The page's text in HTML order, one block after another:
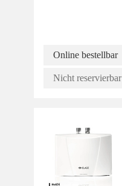
Online bestellbar
Nicht reservierbar